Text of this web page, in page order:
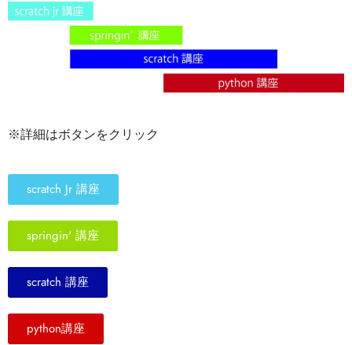
※詳細はボタンをクリック
scratch Jr 講座
springin' 講座
scratch 講座
python講座